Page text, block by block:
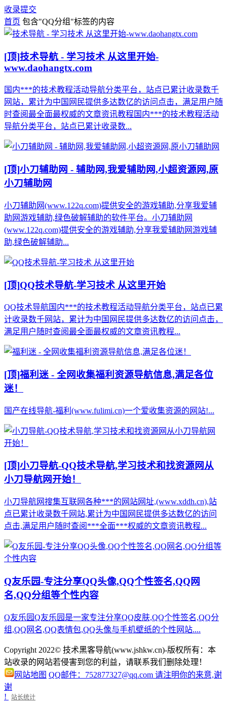
收录提交
首页 包含"QQ分组"标签的内容
[顶]技术导航 - 学习技术 从这里开始-
www.daohangtx.com
国内***的技术教程活动导航分类平台，站点已累计收录数千
网站，累计为中国网民提供多达数亿的访问点击，满足用户随
时查阅最全面最权威的文章资讯教程国内***的技术教程活动
导航分类平台，站点已累计收录数...
[顶]小刀辅助网 - 辅助网,我爱辅助网,小超资源网,原
小刀辅助网
小刀辅助网(www.122q.com)提供安全的游戏辅助,分享我爱辅
助网游戏辅助,绿色破解辅助的软件平台。小刀辅助网
(www.122q.com)提供安全的游戏辅助,分享我爱辅助网游戏辅
助,绿色破解辅助...
[顶]QQ技术导航-学习技术 从这里开始
QQ技术导航国内***的技术教程活动导航分类平台，站点已累
计收录数千网站，累计为中国网民提供多达数亿的访问点击，
满足用户随时查阅最全面最权威的文章资讯教程...
[顶]福利迷 - 全网收集福利资源导航信息,满足各位
迷！
国产在线导航-福利(www.fulimi.cn)一个爱收集资源的网站!...
[顶]小刀导航-QQ技术导航,学习技术和找资源网从
小刀导航网开始！
小刀导航网搜集互联网各种***的网站网址,(www.xddh.cn),站
点已累计收录数千网站,累计为中国网民提供多达数亿的访问
点击,满足用户随时查阅***全面***权威的文章资讯教程...
Q友乐园-专注分享QQ头像,QQ个性签名,QQ网
名,QQ分组等个性内容
Q友乐园Q友乐园是一家专注分享QQ皮肤,QQ个性签名,QQ分
组,QQ网名,QQ表情包,QQ头像与手机壁纸的个性网站....
Copyright 2022© 技术黑客导航(www.jshkw.cn)-版权所有：本
站收录的网站若侵害到您的利益，请联系我们删除处理！
网站地图 QQ邮件：752877327@qq.com 请注明你的来意,谢
谢
!
站长统计